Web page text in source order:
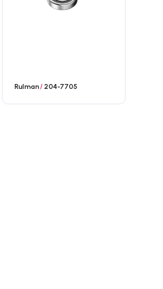
Rulman/ 204-7705